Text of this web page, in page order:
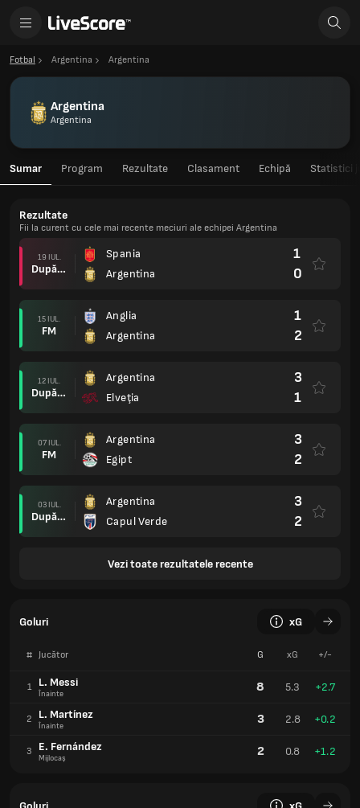
Fotbal Argentina Argentina
Argentina
Argentina
Sumar Program Rezultate Clasament Echipă Statistici
Rezultate
Fii la curent cu cele mai recente meciuri ale echipei Argentina
19 IUL.
După prel.
Spania
Argentina
1
0
15 IUL.
FM
Anglia
Argentina
1
2
12 IUL.
După prel.
Argentina
Elveţia
3
1
07 IUL.
FM
Argentina
Egipt
3
2
03 IUL.
După prel.
Argentina
Capul Verde
3
2
Vezi toate rezultatele recente
Goluri xG
# Jucător G xG +/-
1 L. Messi
Înainte 8 5.3 +2.7
2 L. Martínez
Înainte 3 2.8 +0.2
3 E. Fernández
Mijlocaș 2 0.8 +1.2